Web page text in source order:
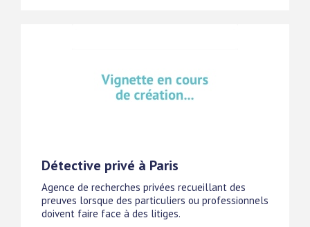
Détective privé à Paris
Agence de recherches privées recueillant des
preuves lorsque des particuliers ou professionnels
doivent faire face à des litiges.